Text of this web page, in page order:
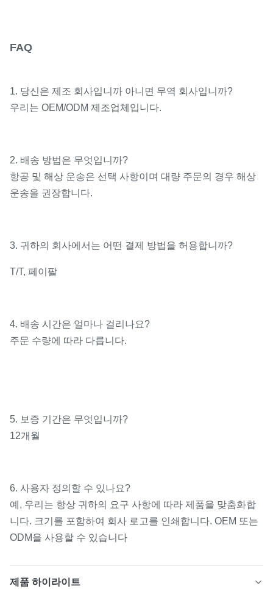
FAQ
1. 당신은 제조 회사입니까 아니면 무역 회사입니까?
우리는 OEM/ODM 제조업체입니다.
2. 배송 방법은 무엇입니까?
항공 및 해상 운송은 선택 사항이며 대량 주문의 경우 해상
운송을 권장합니다.
3. 귀하의 회사에서는 어떤 결제 방법을 허용합니까?
T/T, 페이팔
4. 배송 시간은 얼마나 걸리나요?
주문 수량에 따라 다릅니다.
5. 보증 기간은 무엇입니까?
12개월
6. 사용자 정의할 수 있나요?
예, 우리는 항상 귀하의 요구 사항에 따라 제품을 맞춤화합
니다. 크기를 포함하여 회사 로고를 인쇄합니다. OEM 또는
ODM을 사용할 수 있습니다
제품 하이라이트